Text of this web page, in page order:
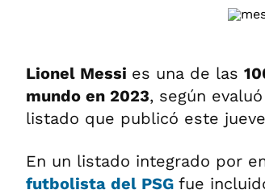
Lionel Messi es una de las
mundo en 2023, según
listado que publicó este
En un listado integrado por
futbolista del PSG fue